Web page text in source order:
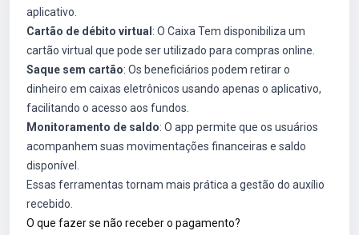
aplicativo.
Cartão de débito virtual : O Caixa Tem disponibiliza um
cartão virtual que pode ser utilizado para compras online.
Saque sem cartão: Os beneficiários podem retirar o
dinheiro em caixas eletrônicos usando apenas o aplicativo,
facilitando o acesso aos fundos.
Monitoramento de saldo: O app permite que os usuários
acompanhem suas movimentações financeiras e saldo
disponível.
Essas ferramentas tornam mais prática a gestão do auxílio
recebido.
O que fazer se não receber o pagamento?